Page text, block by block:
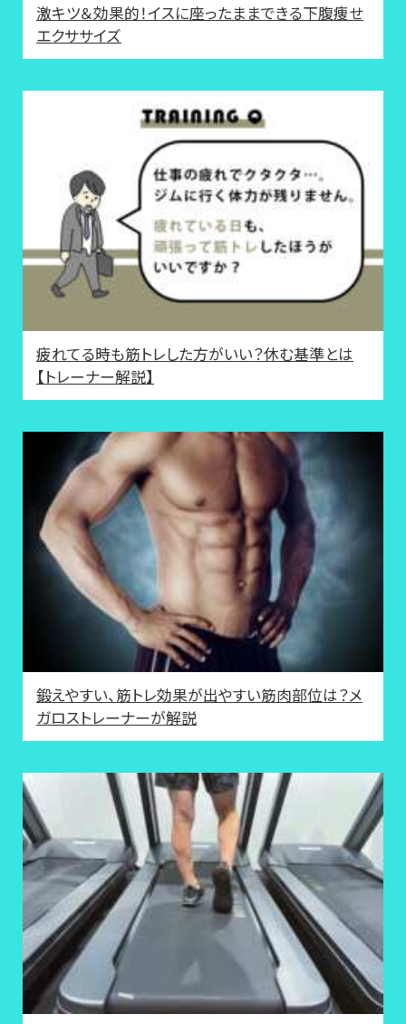
激キツ＆効果的！イスに座ったままできる下腹痩せ
エクササイズ
疲れてる時も筋トレした方がいい？休む基準とは
【トレーナー解説】
鍛えやすい、筋トレ効果が出やすい筋肉部位は？メ
ガロストレーナーが解説